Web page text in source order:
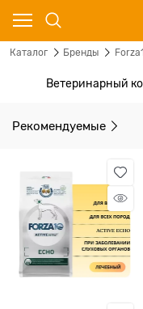
Каталог Бренды
Ветеринарный
Рекомендуемые